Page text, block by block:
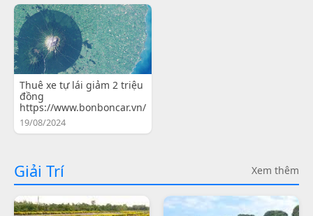
Thuê xe tự lái giảm 2 triệu
đồng
https://www.bonboncar.vn/
19/08/2024
Giải Trí Xem thêm